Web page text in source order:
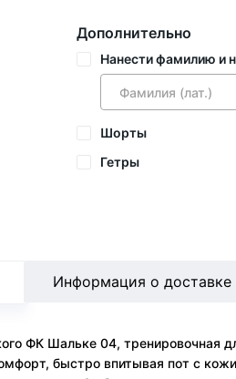
Дополнительно
Нанести фамилию и
Шорты
Гетры
ФК Шальке 04, тренировочная
быстро впитывая пот с
Информация о доставке